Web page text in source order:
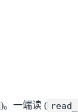
)。一端读 (